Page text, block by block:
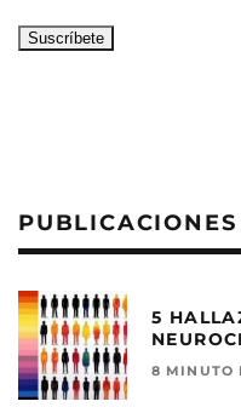
5
8 MINUTO